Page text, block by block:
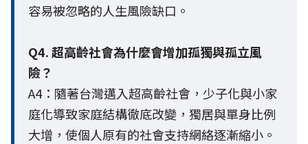
容易被忽略的人生風險缺口。
Q4. 超高齡社會為什麼會增加孤獨與孤立風
險？
A4：隨著台灣邁入超高齡社會，少子化與小家
庭化導致家庭結構徹底改變，獨居與單身比例
大增，使個人原有的社會支持網絡逐漸縮小。